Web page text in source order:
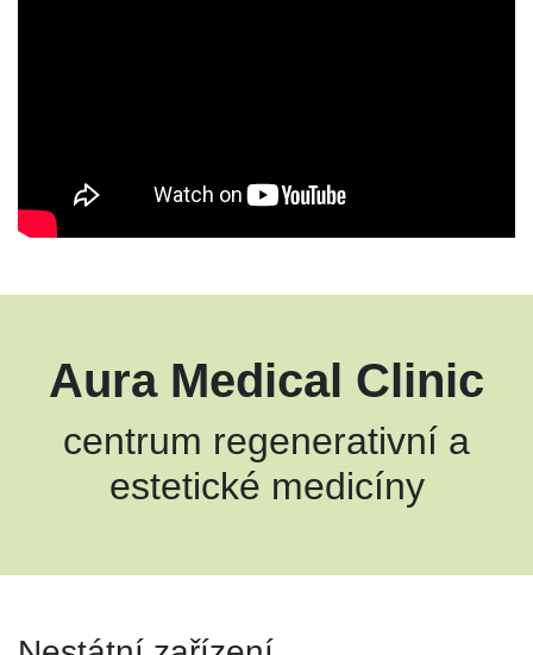
Aura Medical Clinic
centrum regenerativní a
estetické medicíny